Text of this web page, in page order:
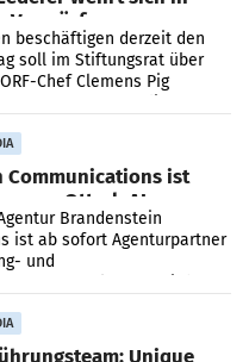
Vorwürfe
beschäftigen derzeit den
soll im Stiftungsrat über
Chef Clemens Pig
Communications ist
von OtterlyAI
Brandenstein
ist ab sofort Agenturpartner
und
Unique